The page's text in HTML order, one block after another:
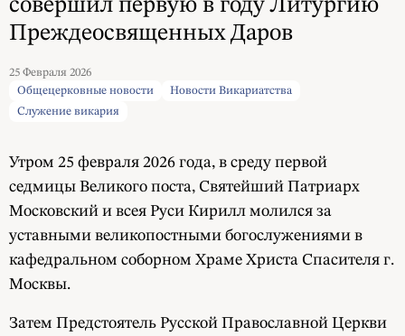
совершил первую в году Литургию
Преждеосвященных Даров
25 Февраля 2026
Общецерковные новости
Новости Викариатства
Служение викария
Утром 25 февраля 2026 года, в среду первой
седмицы Великого поста, Святейший Патриарх
Московский и всея Руси Кирилл молился за
уставными великопостными богослужениями в
кафедральном соборном Храме Христа Спасителя г.
Москвы.
Затем Предстоятель Русской Православной Церкви